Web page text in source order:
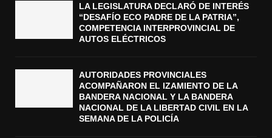
LA LEGISLATURA DECLARÓ DE INTERÉS
“DESAFÍO ECO PADRE DE LA PATRIA”,
COMPETENCIA INTERPROVINCIAL DE
AUTOS ELÉCTRICOS
AUTORIDADES PROVINCIALES
ACOMPAÑARON EL IZAMIENTO DE LA
BANDERA NACIONAL Y LA BANDERA
NACIONAL DE LA LIBERTAD CIVIL EN LA
SEMANA DE LA POLICÍA